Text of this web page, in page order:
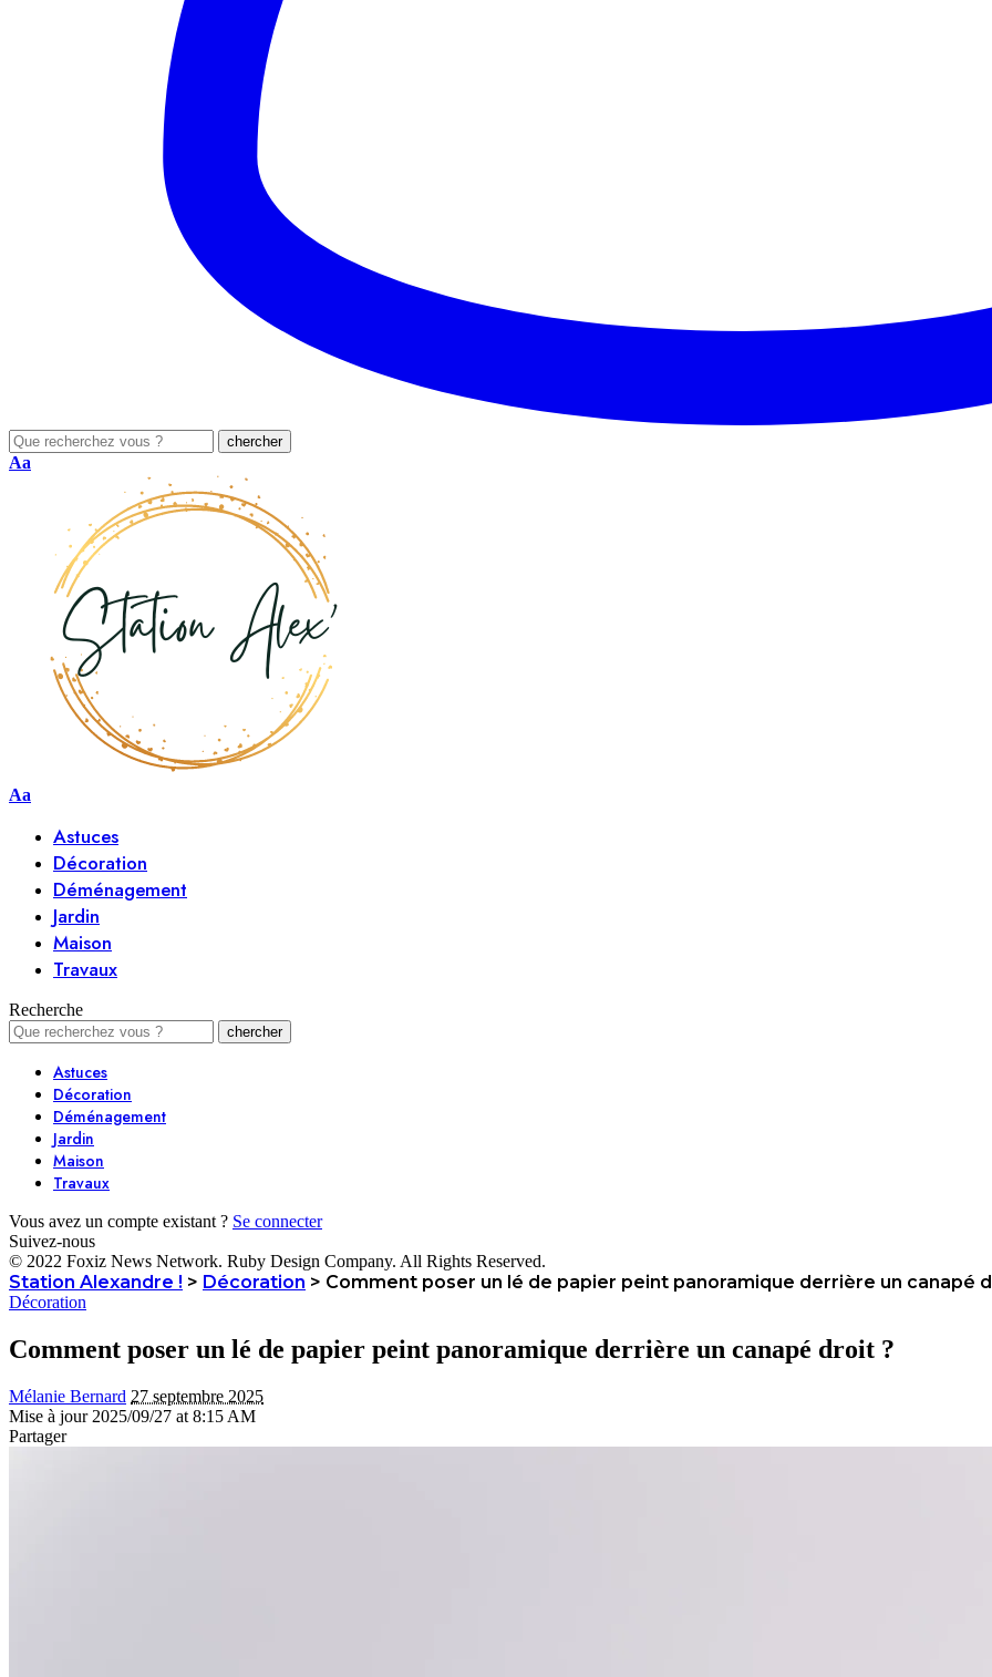
Aa
Aa
Astuces
Décoration
Déménagement
Jardin
Maison
Travaux
Recherche
Astuces
Décoration
Déménagement
Jardin
Maison
Travaux
Vous avez un compte existant ? Se connecter
Suivez-nous
© 2022 Foxiz News Network. Ruby Design Company. All Rights Reserved.
Station Alexandre ! > Décoration > Comment poser un lé de papier peint panoramique derrière un canapé
Décoration
Comment poser un lé de papier peint panoramique derrière un canapé droit ?
Mélanie Bernard 27 septembre 2025
Mise à jour 2025/09/27 at 8:15 AM
Partager